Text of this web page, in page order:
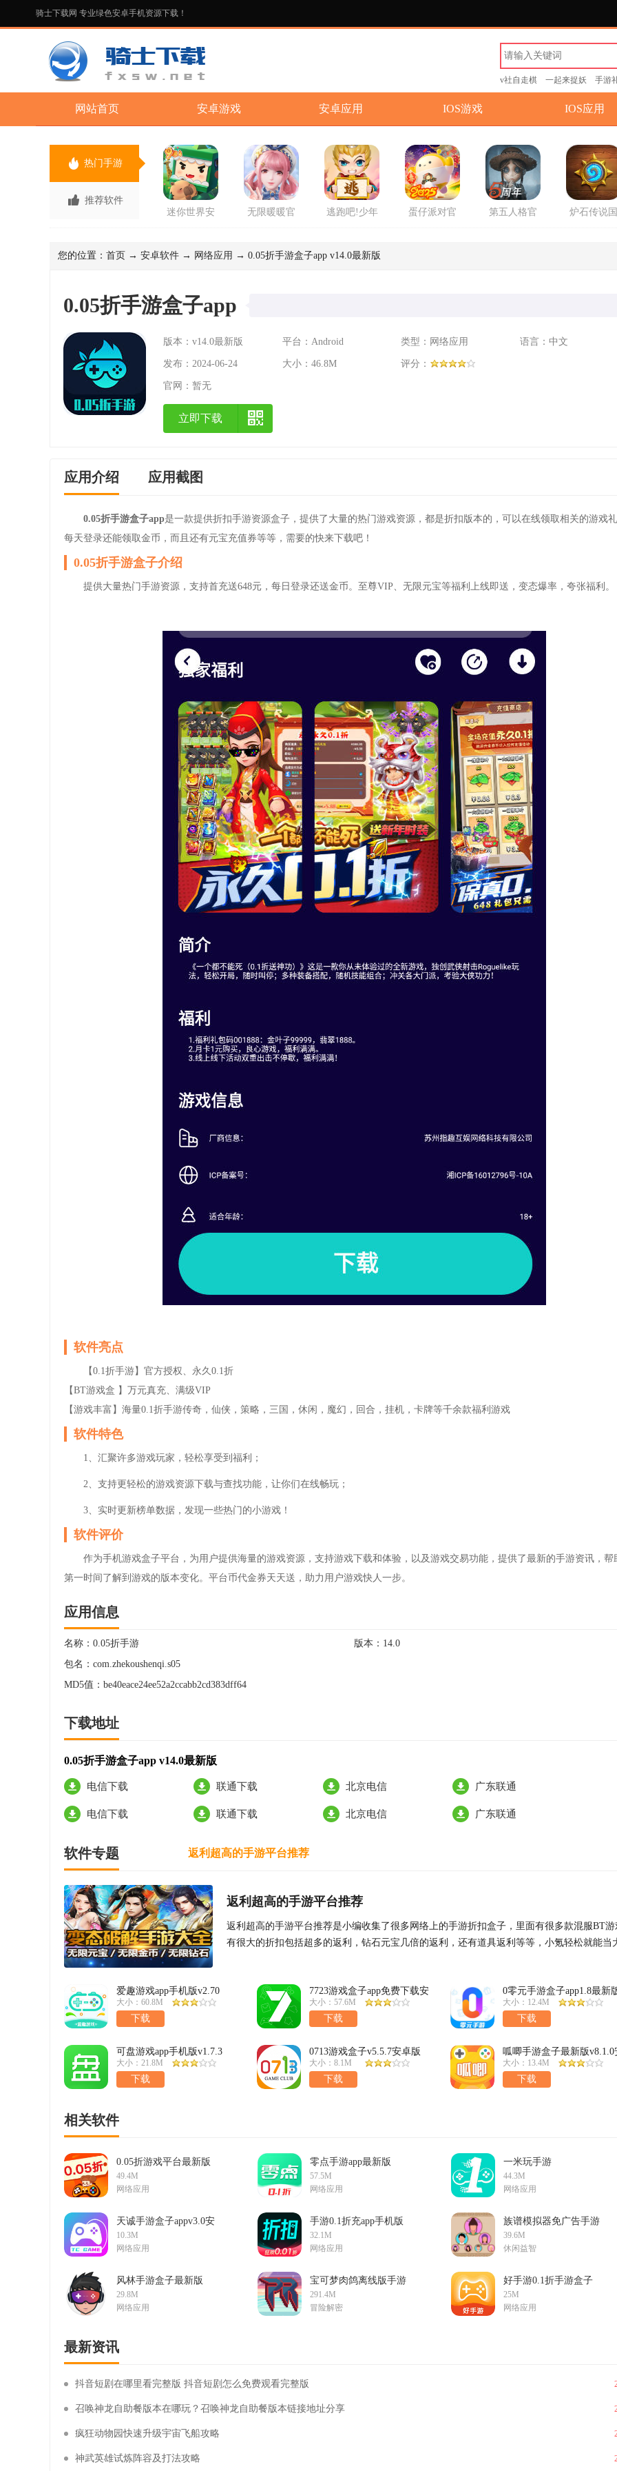
骑士下载网 专业绿色安卓手机资源下载！
v社自走棋 一起来捉妖 手游
网站首页 安卓游戏 安卓应用 IOS游戏 IOS应用
热门手游
推荐软件
迷你世界安
无限暖暖官
逃跑吧!少年
蛋仔派对官
第五人格官
炉石传说国
您的位置： 首页 → 安卓软件 → 网络应用 → 0.05折手游盒子app v14.0最新版
0.05折手游盒子app
版本：v14.0最新版 平台：Android 类型：网络应用 语言：中文
发布：2024-06-24 大小：46.8M 评分：
官网： 暂无
立即下载
应用介绍 应用截图
0.05折手游盒子app是一款提供折扣手游资源盒子，提供了大量的热门游戏资源，都是折扣版本的，可以在线领取相关的游戏
每天登录还能领取金币，而且还有元宝充值券等等，需要的快来下载吧！
0.05折手游盒子介绍
提供大量热门手游资源，支持首充送648元，每日登录还送金币。至尊VIP、无限元宝等福利上线即送，变态爆率，夸张福利。
软件亮点
【0.1折手游】官方授权、永久0.1折
【BT游戏盒 】万元真充、满级VIP
【游戏丰富】海量0.1折手游传奇，仙侠，策略，三国，休闲，魔幻，回合，挂机，卡牌等千余款福利游戏
软件特色
1、汇聚许多游戏玩家，轻松享受到福利；
2、支持更轻松的游戏资源下载与查找功能，让你们在线畅玩；
3、实时更新榜单数据，发现一些热门的小游戏！
软件评价
作为手机游戏盒子平台，为用户提供海量的游戏资源，支持游戏下载和体验，以及游戏交易功能，提供了最新的手游资讯，帮
第一时间了解到游戏的版本变化。平台币代金券天天送，助力用户游戏快人一步。
应用信息
名称： 0.05折手游 版本： 14.0
包名： com.zhekoushenqi.s05
MD5值： be40eace24ee52a2ccabb2cd383dff64
下载地址
0.05折手游盒子app v14.0最新版
电信下载 联通下载 北京电信 广东联通
电信下载 联通下载 北京电信 广东联通
软件专题 返利超高的手游平台推荐
返利超高的手游平台推荐
返利超高的手游平台推荐是小编收集了很多网络上的手游折扣盒子，里面有很多款混服BT游
有很大的折扣包括超多的返利，钻石元宝几倍的返利，还有道具返利等等，小氪轻松就能当
爱趣游戏app手机版v2.70
大小：60.8M
下载
7723游戏盒子app免费下载安
装v5.6.3最新版
大小：57.6M
下载
0零元手游盒子app1.8最新
大小：12.4M
下载
可盘游戏app手机版v1.7.3
大小：21.8M
下载
0713游戏盒子v5.5.7安卓版
大小：8.1M
下载
呱唧手游盒子最新版v8.1.0
卓版
大小：13.4M
下载
相关软件
0.05折游戏平台最新版
v1.0.3安卓版
49.4M
网络应用
零点手游app最新版
v4.0.10最新版
57.5M
网络应用
一米玩手游
appv3.0.24509最新版
44.3M
网络应用
天诚手游盒子appv3.0安
卓版
10.3M
网络应用
手游0.1折充app手机版
v1.0.5安卓版
32.1M
网络应用
族谱模拟器免广告手游
v1.0安卓版
39.6M
休闲益智
风林手游盒子最新版
v3.0.231124安卓版
29.8M
网络应用
宝可梦肉鸽离线版手游
v1.0免费版
291.4M
冒险解密
好手游0.1折手游盒子
v3.0.24604最新版
25M
网络应用
最新资讯
抖音短剧在哪里看完整版 抖音短剧怎么免费观看完整版
召唤神龙自助餐版本在哪玩？召唤神龙自助餐版本链接地址分享
疯狂动物园快速升级宇宙飞船攻略
神武英雄试炼阵容及打法攻略